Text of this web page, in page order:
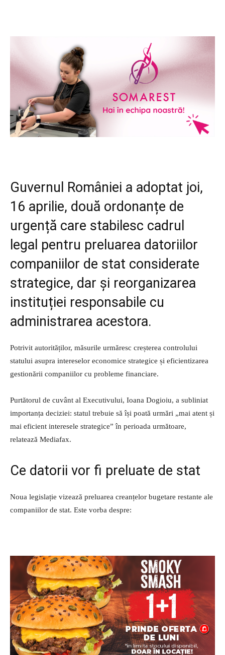
Guvernul României a adoptat joi,
16 aprilie, două ordonanțe de
urgență care stabilesc cadrul
legal pentru preluarea datoriilor
companiilor de stat considerate
strategice, dar și reorganizarea
instituției responsabile cu
administrarea acestora.
Potrivit autorităților, măsurile urmăresc creșterea controlului
statului asupra intereselor economice strategice și eficientizarea
gestionării companiilor cu probleme financiare.
Purtătorul de cuvânt al Executivului, Ioana Dogioiu, a subliniat
importanța deciziei: statul trebuie să își poată urmări „mai atent și
mai eficient interesele strategice” în perioada următoare,
relatează Mediafax.
Ce datorii vor fi preluate de stat
Noua legislație vizează preluarea creanțelor bugetare restante ale
companiilor de stat. Este vorba despre: